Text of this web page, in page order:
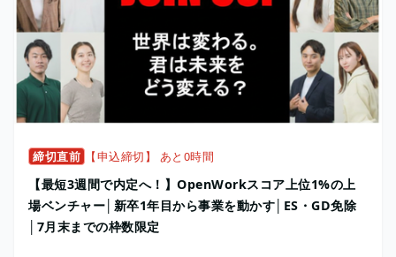
締切直前 【申込締切】 あと0時間
【最短3週間で内定へ！】OpenWorkスコア上位1%の上
場ベンチャー│新卒1年目から事業を動かす│ES・GD免除
│7月末までの枠数限定